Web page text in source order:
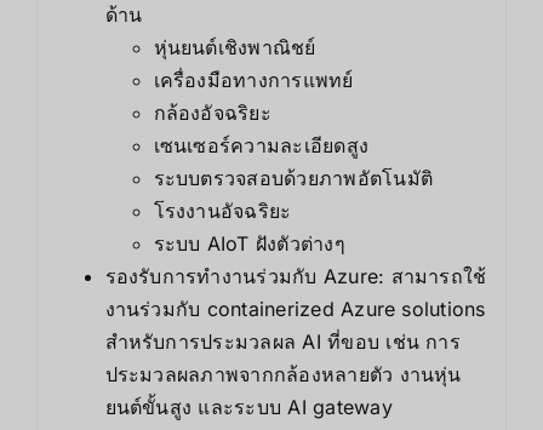
ด้าน
หุ่นยนต์เชิงพาณิชย์
เครื่องมือทางการแพทย์
กล้องอัจฉริยะ
เซนเซอร์ความละเอียดสูง
ระบบตรวจสอบด้วยภาพอัตโนมัติ
โรงงานอัจฉริยะ
ระบบ AIoT ฝังตัวต่างๆ
รองรับการทำงานร่วมกับ Azure: สามารถใช้
งานร่วมกับ containerized Azure solutions
สำหรับการประมวลผล AI ที่ขอบ เช่น การ
ประมวลผลภาพจากกล้องหลายตัว งานหุ่น
ยนต์ขั้นสูง และระบบ AI gateway